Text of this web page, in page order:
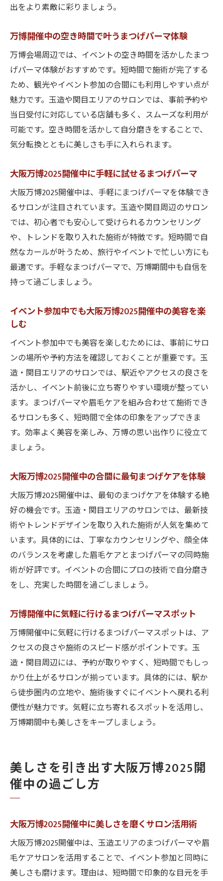
出をより素敵に彩りましょう。
万博開催中の空き時間で叶うまつげパーマ体験
万博会場周辺では、イベントの空き時間を活かしたまつ
げパーマ体験がおすすめです。短時間で施術が完了する
ため、観光やイベント参加の合間にも利用しやすい点が
魅力です。玉造や関目エリアのサロンでは、事前予約や
当日受付に対応している店舗も多く、スムーズな利用が
可能です。空き時間を活かして自分磨きをすることで、
気分転換とともに美しさも手に入れられます。
大阪万博2025開催中に手軽に試せるまつげパーマ
大阪万博2025開催中は、手軽にまつげパーマを体験でき
るサロンが注目されています。玉造や関目周辺のサロン
では、初心者でも安心して受けられるカウンセリング
や、トレンドを取り入れた施術が特徴です。短時間で自
然なカールが叶うため、旅行やイベントで忙しい方にも
最適です。手軽なまつげパーマで、万博期間中も自信を
持って過ごしましょう。
イベント参加中でも大阪万博2025開催中の美容を楽
しむ
イベント参加中でも美容を楽しむためには、事前にサロ
ンの場所や予約方法を確認しておくことが重要です。玉
造・関目エリアのサロンでは、駅近やアクセスの良さを
活かし、イベント前後に立ち寄りやすい環境が整ってい
ます。まつげパーマや眉毛ケアを組み合わせて施術でき
るサロンも多く、短時間で全体の印象をアップできま
す。効率よく美容を楽しみ、万博の思い出作りに役立て
ましょう。
大阪万博2025開催中の合間に最旬まつげケアを体験
大阪万博2025開催中は、最旬のまつげケアを体験する絶
好の機会です。玉造・関目エリアのサロンでは、最新技
術やトレンドデザインを取り入れた施術が人気を集めて
います。具体的には、丁寧なカウンセリングや、顔全体
のバランスを考慮した眉毛ケアとまつげパーマの同時施
術が好評です。イベントの合間にプロの技術で自分磨き
をし、充実した時間を過ごしましょう。
万博開催中に気軽に行けるまつげパーマスポット
万博開催中に気軽に行けるまつげパーマスポットは、ア
クセスの良さや施術のスピード感がポイントです。玉
造・関目周辺には、予約が取りやすく、短時間でもしっ
かり仕上がるサロンが揃っています。具体的には、駅か
ら徒歩圏内の立地や、施術後すぐにイベントへ戻れる利
便性が魅力です。気軽に立ち寄れるスポットを活用し、
万博期間中も美しさをキープしましょう。
美しさを引き出す大阪万博2025開
催中の過ごし方
大阪万博2025開催中に美しさを磨くサロン活用術
大阪万博2025開催中は、玉造エリアのまつげパーマや眉
毛ケアサロンを活用することで、イベント参加と同時に
美しさも磨けます。理由は、短時間で印象的な目元を手